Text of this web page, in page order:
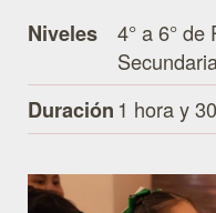
Niveles
4° a 6°
Duración 1 hora y